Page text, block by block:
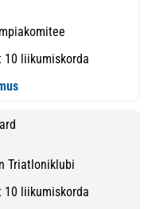
10 liikumiskorda
Triatloniklubi
10 liikumiskorda